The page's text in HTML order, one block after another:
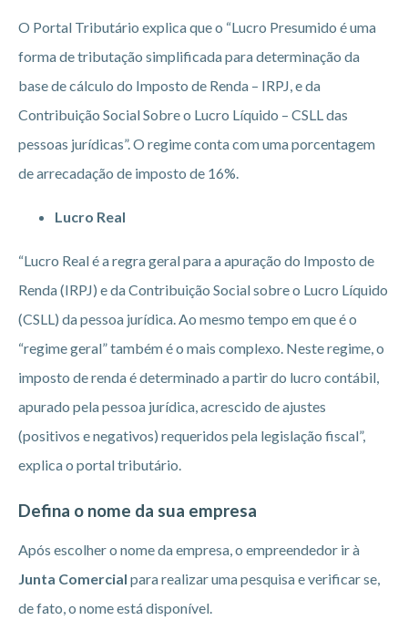
O Portal Tributário explica que o “Lucro Presumido é uma
forma de tributação simplificada para determinação da
base de cálculo do Imposto de Renda – IRPJ, e da
Contribuição Social Sobre o Lucro Líquido – CSLL das
pessoas jurídicas”. O regime conta com uma porcentagem
de arrecadação de imposto de 16%.
Lucro Real
“Lucro Real é a regra geral para a apuração do Imposto de
Renda (IRPJ) e da Contribuição Social sobre o Lucro Líquido
(CSLL) da pessoa jurídica. Ao mesmo tempo em que é o
“regime geral” também é o mais complexo. Neste regime, o
imposto de renda é determinado a partir do lucro contábil,
apurado pela pessoa jurídica, acrescido de ajustes
(positivos e negativos) requeridos pela legislação fiscal”,
explica o portal tributário.
Defina o nome da sua empresa
Após escolher o nome da empresa, o empreendedor ir à
Junta Comercial para realizar uma pesquisa e verificar se,
de fato, o nome está disponível.